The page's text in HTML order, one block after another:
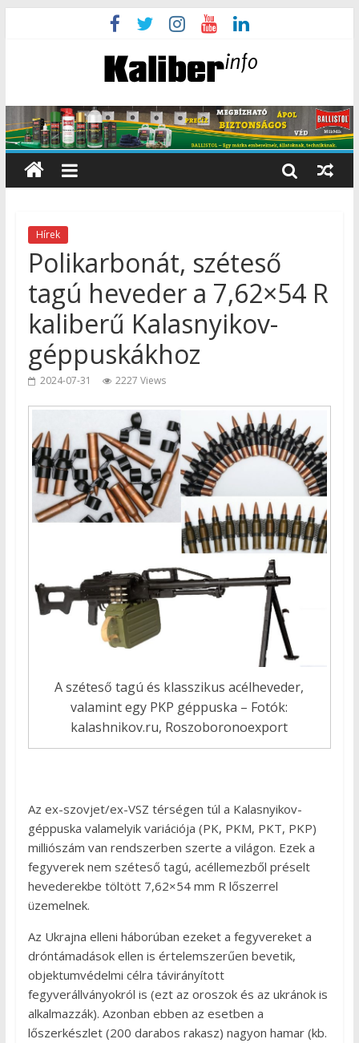
Hírek
Polikarbonát, széteső
tagú heveder a 7,62×54 R
kaliberű Kalasnyikov-
géppuskákhoz
2024-07-31 2227 Views
A széteső tagú és klasszikus acélheveder,
valamint egy PKP géppuska – Fotók:
kalashnikov.ru, Roszoboronoexport
Az ex-szovjet/ex-VSZ térségen túl a Kalasnyikov-
géppuska valamelyik variációja (PK, PKM, PKT, PKP)
milliószám van rendszerben szerte a világon. Ezek a
fegyverek nem széteső tagú, acéllemezből préselt
hevederekbe töltött 7,62×54 mm R lőszerrel
üzemelnek.
Az Ukrajna elleni háborúban ezeket a fegyvereket a
dróntámadások ellen is értelemszerűen bevetik,
objektumvédelmi célra távirányított
fegyverállványokról is (ezt az oroszok és az ukránok is
alkalmazzák). Azonban ebben az esetben a
lőszerkészlet (200 darabos rakasz) nagyon hamar (kb.